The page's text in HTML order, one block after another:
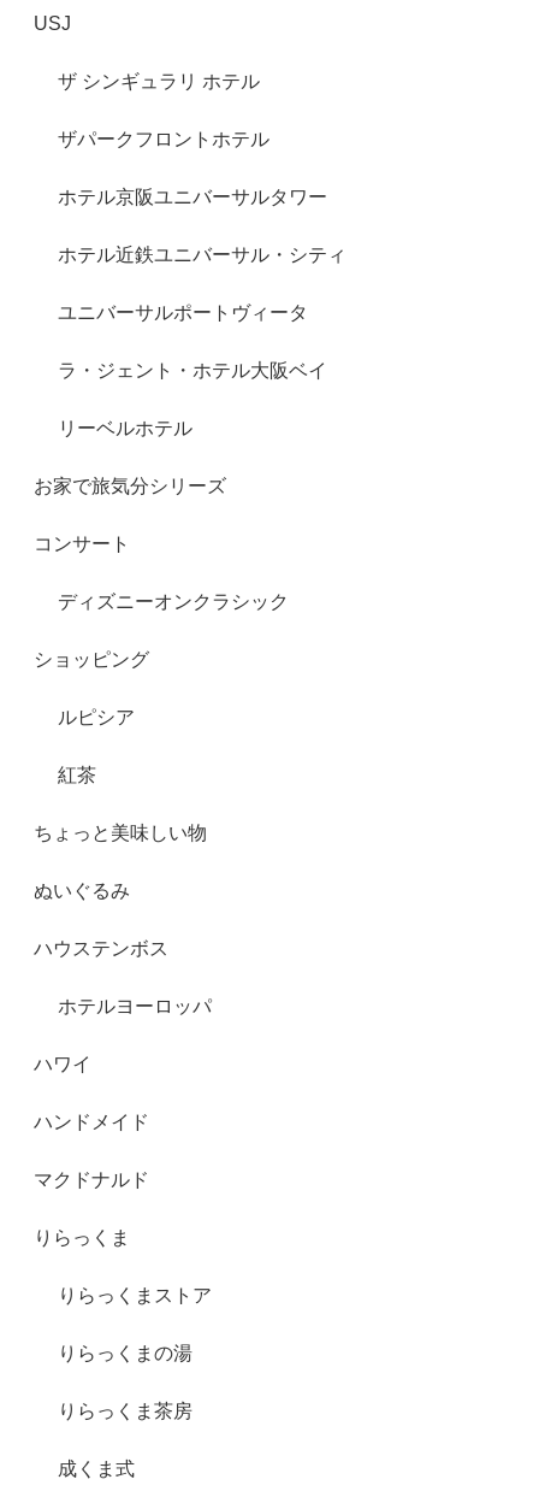
USJ
ザ シンギュラリ ホテル
ザパークフロントホテル
ホテル京阪ユニバーサルタワー
ホテル近鉄ユニバーサル・シティ
ユニバーサルポートヴィータ
ラ・ジェント・ホテル大阪ベイ
リーベルホテル
お家で旅気分シリーズ
コンサート
ディズニーオンクラシック
ショッピング
ルピシア
紅茶
ちょっと美味しい物
ぬいぐるみ
ハウステンボス
ホテルヨーロッパ
ハワイ
ハンドメイド
マクドナルド
りらっくま
りらっくまストア
りらっくまの湯
りらっくま茶房
成くま式